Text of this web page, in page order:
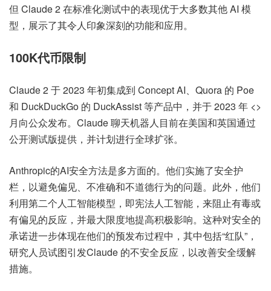
但 Claude 2 在标准化测试中的表现优于大多数其他 AI 模
型，展示了其令人印象深刻的功能和应用。
100K代币限制
Claude 2 于 2023 年初集成到 Concept AI、Quora 的 Poe
和 DuckDuckGo 的 DuckAssist 等产品中，并于 2023 年 <>
月向公众发布。Claude 聊天机器人目前在美国和英国通过
公开测试版提供，并计划进行全球扩张。
Anthropic的AI安全方法是多方面的。他们实施了安全护
栏，以避免偏见、不准确和不道德行为的问题。此外，他们
利用第二个人工智能模型，即宪法人工智能，来阻止有毒或
有偏见的反应，并最大限度地提高积极影响。这种对安全的
承诺进一步体现在他们的预发布过程中，其中包括“红队”，
研究人员试图引发Claude 的不安全反应，以改善安全缓解
措施。